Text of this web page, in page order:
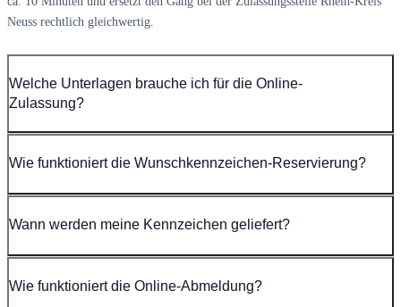
Neuss rechtlich gleichwertig.
Welche Unterlagen brauche ich für die Online-
Zulassung?
Wie funktioniert die Wunschkennzeichen-Reservierung?
Wann werden meine Kennzeichen geliefert?
Wie funktioniert die Online-Abmeldung?